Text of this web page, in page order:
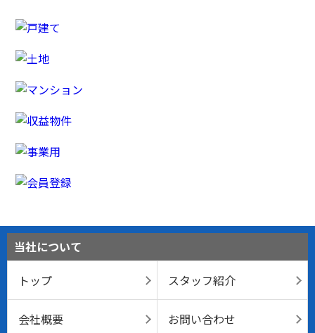
当社について
トップ
スタッフ紹介
会社概要 お問い合わせ